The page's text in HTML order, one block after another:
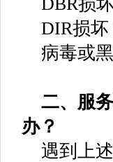
DIR损坏
病毒或黑
二、服务
办？
遇到上述